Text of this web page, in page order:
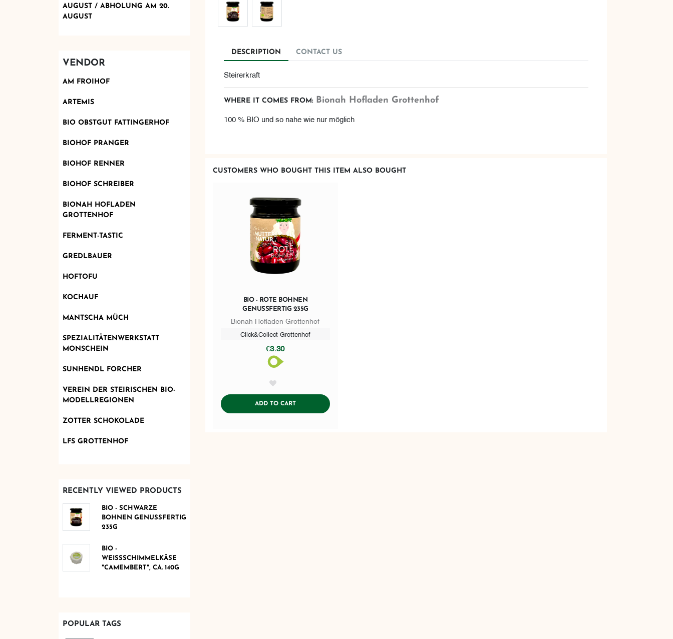
AUGUST / ABHOLUNG AM 20.
AUGUST
VENDOR
AM FROIHOF
ARTEMIS
BIO OBSTGUT FATTINGERHOF
BIOHOF PRANGER
BIOHOF RENNER
BIOHOF SCHREIBER
BIONAH HOFLADEN
GROTTENHOF
FERMENT-TASTIC
GREDLBAUER
HOFTOFU
KOCHAUF
MANTSCHA MÜCH
SPEZIALITÄTENWERKSTATT
MONSCHEIN
SUNHENDL FORCHER
VEREIN DER STEIRISCHEN BIO-
MODELLREGIONEN
ZOTTER SCHOKOLADE
LFS GROTTENHOF
RECENTLY VIEWED PRODUCTS
BIO - SCHWARZE
BOHNEN GENUSSFERTIG
235G
BIO -
WEISSSCHIMMELKÄSE "
CAMEMBERT", CA. 140G
POPULAR TAGS
DESCRIPTION CONTACT US
Steirerkraft
WHERE IT COMES FROM: Bionah Hofladen Grottenhof
100 % BIO und so nahe wie nur möglich
CUSTOMERS WHO BOUGHT THIS ITEM ALSO BOUGHT
BIO - ROTE BOHNEN
GENUSSFERTIG 235G
Bionah Hofladen Grottenhof
Click&Collect Grottenhof
€3.30
ADD TO CARTADDTOCART